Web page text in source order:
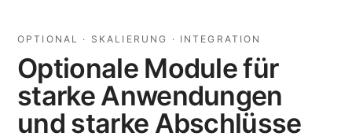
OPTIONAL · SKALIERUNG · INTEGRATION
Optionale Module für
starke Anwendungen
und starke Abschlüsse